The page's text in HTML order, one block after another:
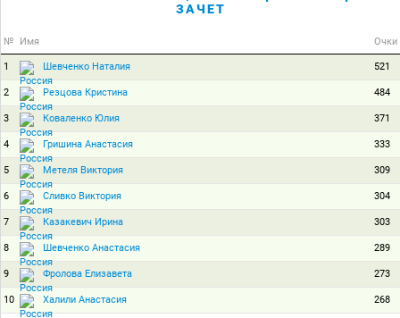
ЗАЧЕТ
№ Имя Очки
1 Шевченко Наталия 521
2 Резцова Кристина 484
3 Коваленко Юлия 371
4 Гришина Анастасия 333
5 Метеля Виктория 309
6 Сливко Виктория 304
7 Казакевич Ирина 303
8 Шевченко Анастасия 289
9 Фролова Елизавета 273
10 Халили Анастасия 268